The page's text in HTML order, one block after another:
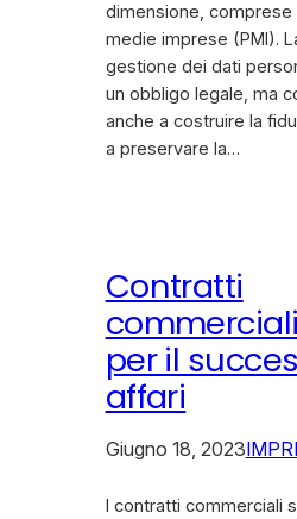
dimensione, comprese
medie imprese (PMI).
gestione dei dati
un obbligo legale, ma
anche a costruire la
a preservare la…
Contratti
per il
affari
Giugno 18, 2023
I contratti commerciali